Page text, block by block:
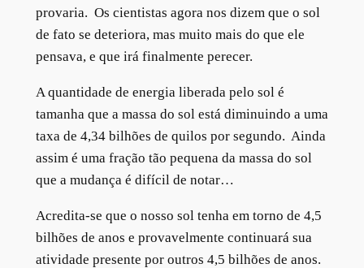
provaria. Os cientistas agora nos dizem que o sol
de fato se deteriora, mas muito mais do que ele
pensava, e que irá finalmente perecer.
A quantidade de energia liberada pelo sol é
tamanha que a massa do sol está diminuindo a uma
taxa de 4,34 bilhões de quilos por segundo. Ainda
assim é uma fração tão pequena da massa do sol
que a mudança é difícil de notar…
Acredita-se que o nosso sol tenha em torno de 4,5
bilhões de anos e provavelmente continuará sua
atividade presente por outros 4,5 bilhões de anos.